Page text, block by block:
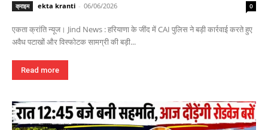
क्राइम ekta kranti - 06/06/2026 0
एकता क्रांति न्यूज। Jind News : हरियाणा के जींद में CAI पुलिस ने बड़ी कार्रवाई करते हुए
अवैध पटाखों और विस्फोटक सामग्री की बड़ी...
Read more